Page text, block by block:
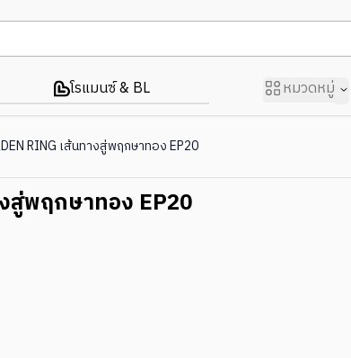
โรแมนซ์ & BL หมวดหมู่
RING เส้นทางสู่พฤกษาทอง EP20
สู่พฤกษาทอง EP20